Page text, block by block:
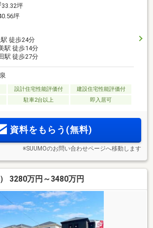
33.32坪
坪
徒歩24分
駅 徒歩14分
駅 徒歩27分
設計住宅性能評価付
建設住宅性能評価付
駐車2台以上 即入居可
資料をもらう(無料)
※SUUMOのお問い合わせページへ移動します
3280万円～3480万円